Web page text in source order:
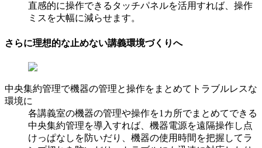
直感的に操作できるタッチパネルを活用すれば、操作
ミスを大幅に減らせます。
さらに理想的な止めない講義環境づくりへ
中央集約管理で機器の管理と操作をまとめてトラブルレスな
環境に
各講義室の機器の管理や操作を1カ所でまとめてできる
中央集約管理を導入すれば、機器電源を遠隔操作し点
けっぱなしを防いだり、機器の使用時間を把握してラ